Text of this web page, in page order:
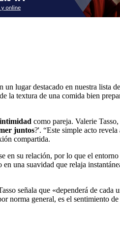
un lugar destacado en nuestra lista
textura de una comida bien
como pareja. Valerie
juntos?'. “Este simple acto
compartida.
en su relación, por lo que el
una suavidad que relaja
señala que «dependerá de cada
norma general, es el sentimiento